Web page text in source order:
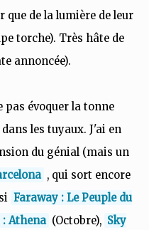
que de la lumière de leur
torche). Très hâte de
annoncée).
pas évoquer la tonne
les tuyaux. J'ai en
du génial (mais un
, qui sort encore
Faraway : Le Peuple du
Athena (Octobre), Sky